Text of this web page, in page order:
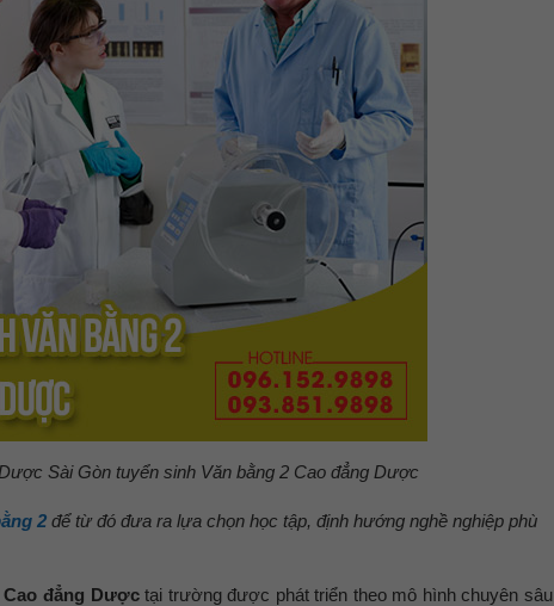
Sài Gòn tuyển sinh Văn bằng 2 Cao đẳng Dược
2 để từ đó đưa ra lựa chọn học tập, định hướng nghề nghiệp phù
Cao đẳng Dượctại trường được phát triển theo mô hình chuyên sâu